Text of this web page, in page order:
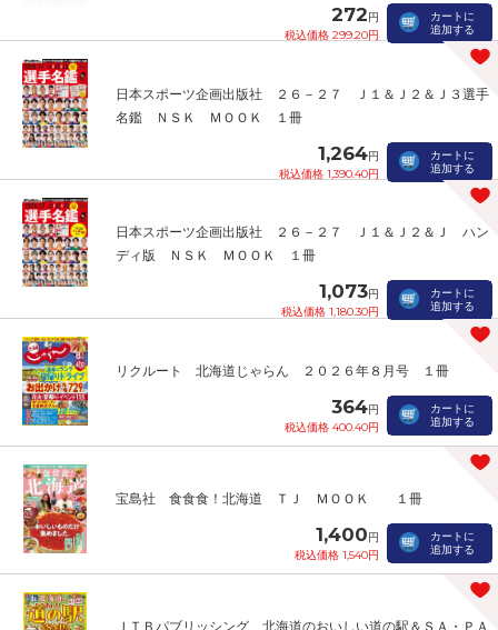
272円
税込価格 299.20円
カートに
追加する
日本スポーツ企画出版社 ２６－２７ Ｊ１＆Ｊ２＆Ｊ３選手
名鑑 ＮＳＫ ＭＯＯＫ １冊
1,264円
税込価格 1,390.40円
カートに
追加する
日本スポーツ企画出版社 ２６－２７ Ｊ１＆Ｊ２＆Ｊ ハン
ディ版 ＮＳＫ ＭＯＯＫ １冊
1,073円
税込価格 1,180.30円
カートに
追加する
リクルート 北海道じゃらん ２０２６年８月号 １冊
364円
税込価格 400.40円
カートに
追加する
宝島社 食食食！北海道 ＴＪ ＭＯＯＫ １冊
1,400円
税込価格 1,540円
カートに
追加する
ＪＴＢパブリッシング 北海道のおいしい道の駅＆ＳＡ・ＰＡ